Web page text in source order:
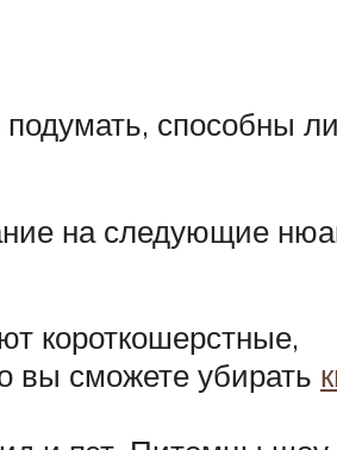
подумать, способны
на следующие
короткошерстные,
вы сможете убирать